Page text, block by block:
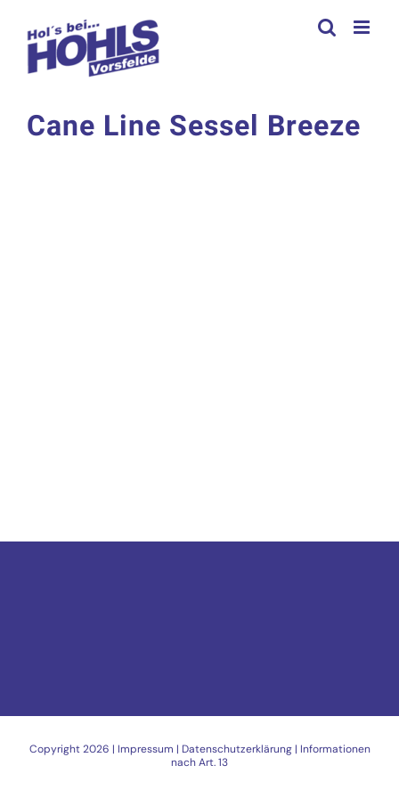
Inhalt
springen
Cane Line Sessel Breeze
Copyright2026 | Impressum | Datenschutzerklärung| Informationen
nach Art. 13